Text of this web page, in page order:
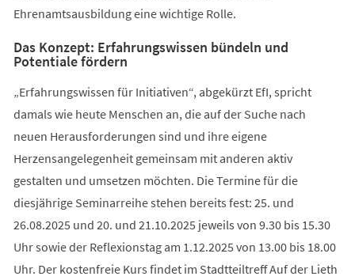
Ehrenamtsausbildung eine wichtige Rolle.
Das Konzept: Erfahrungswissen bündeln und
Potentiale fördern
„Erfahrungswissen für Initiativen“, abgekürzt EfI, spricht
damals wie heute Menschen an, die auf der Suche nach
neuen Herausforderungen sind und ihre eigene
Herzensangelegenheit gemeinsam mit anderen aktiv
gestalten und umsetzen möchten. Die Termine für die
diesjährige Seminarreihe stehen bereits fest: 25. und
26.08.2025 und 20. und 21.10.2025 jeweils von 9.30 bis 15.30
Uhr sowie der Reflexionstag am 1.12.2025 von 13.00 bis 18.00
Uhr. Der kostenfreie Kurs findet im Stadtteiltreff Auf der Lieth